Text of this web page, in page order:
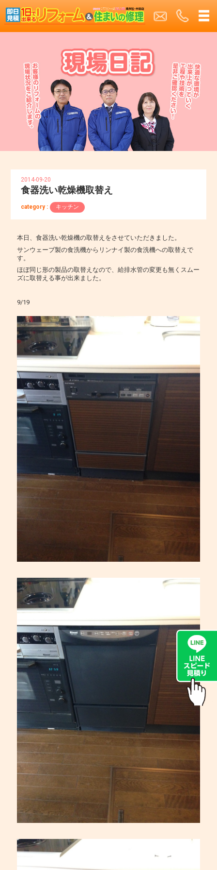
2014-09-20
食器洗い乾燥機取替え
category : キッチン
本日、食器洗い乾燥機の取替えをさせていただきました。
サンウェーブ製の食洗機からリンナイ製の食洗機への取替えで
す。
ほぼ同じ形の製品の取替えなので、給排水管の変更も無くスムー
ズに取替える事が出来ました。
9/19